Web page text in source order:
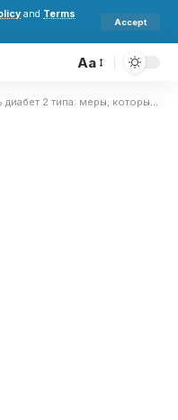
and Terms
Accept
Aa
меры, которые нужно принять прямо сейчас